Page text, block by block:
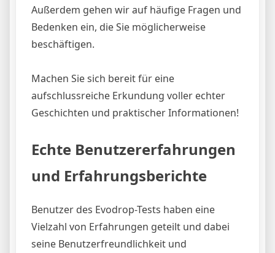
Außerdem gehen wir auf häufige Fragen und
Bedenken ein, die Sie möglicherweise
beschäftigen.
Machen Sie sich bereit für eine
aufschlussreiche Erkundung voller echter
Geschichten und praktischer Informationen!
Echte Benutzererfahrungen
und Erfahrungsberichte
Benutzer des Evodrop-Tests haben eine
Vielzahl von Erfahrungen geteilt und dabei
seine Benutzerfreundlichkeit und